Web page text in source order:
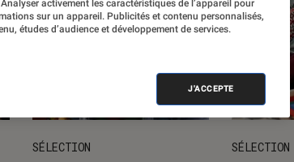
SÉLECTION SÉLECTION
activement les caractéristiques de l’appareil pour
sur un appareil. Publicités et contenu personnalisés,
études d’audience et développement de services.
J'ACCEPTE